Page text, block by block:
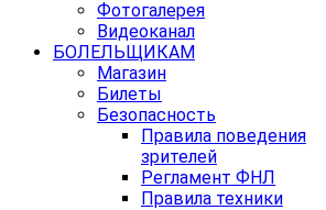
Фотогалерея
Видеоканал
БОЛЕЛЬЩИКАМ
Магазин
Билеты
Безопасность
Правила поведения
зрителей
Регламент ФНЛ
Правила техники